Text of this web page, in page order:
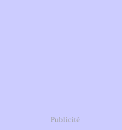
Publicité